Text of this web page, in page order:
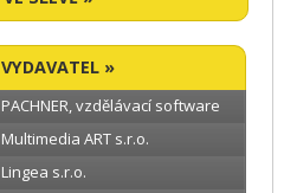
VYDAVATEL »
PACHNER, vzdělávací software
Multimedia ART s.r.o.
Lingea s.r.o.